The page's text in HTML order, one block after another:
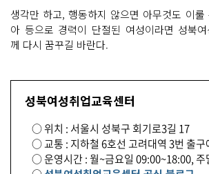
생각만 하고, 행동하지 않으면 아무것도 이
아 등으로 경력이 단절된 여성이라면 성북
께 다시 꿈꾸길 바란다.
성북여성취업교육센터
○ 위치 : 서울시 성북구 회기로3길 17
○ 교통 : 지하철 6호선 고려대역 3번 출구
○ 운영시간 : 월~금요일 09:00~18:00, 주